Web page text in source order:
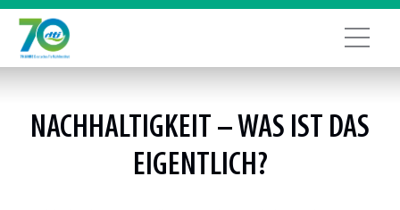
NACHHALTIGKEIT – WAS IST DAS
EIGENTLICH?